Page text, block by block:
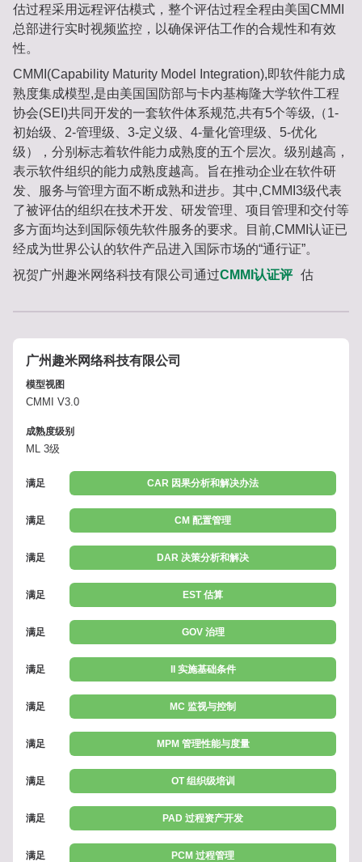
估过程采用远程评估模式，整个评估过程全程由美国CMMI
总部进行实时视频监控，以确保评估工作的合规性和有效
性。
CMMI(Capability Maturity Model Integration),即软件能力成
熟度集成模型,是由美国国防部与卡内基梅隆大学软件工程
协会(SEI)共同开发的一套软件体系规范,共有5个等级,（1-
初始级、2-管理级、3-定义级、4-量化管理级、5-优化
级），分别标志着软件能力成熟度的五个层次。级别越高，
表示软件组织的能力成熟度越高。旨在推动企业在软件研
发、服务与管理方面不断成熟和进步。其中,CMMI3级代表
了被评估的组织在技术开发、研发管理、项目管理和交付等
多方面均达到国际领先软件服务的要求。目前,CMMI认证已
经成为世界公认的软件产品进入国际市场的“通行证”。
祝贺广州趣米网络科技有限公司通过CMMI认证评 估
广州趣米网络科技有限公司
模型视图
CMMI V3.0
成熟度级别
ML 3级
满足 CAR 因果分析和解决办法
满足 CM 配置管理
满足 DAR 决策分析和解决
满足 EST 估算
满足 GOV 治理
满足 II 实施基础条件
满足 MC 监视与控制
满足 MPM 管理性能与度量
满足 OT 组织级培训
满足 PAD 过程资产开发
满足 PCM 过程管理